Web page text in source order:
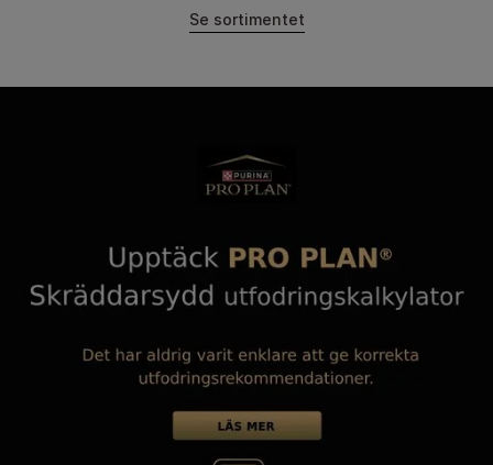
Se sortimentet